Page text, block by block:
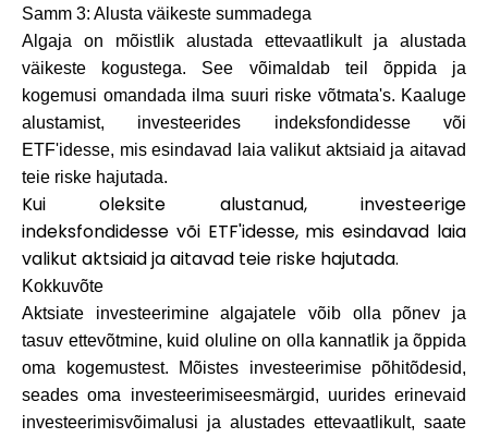
Samm 3: Alusta väikeste summadega
Algaja on mõistlik alustada ettevaatlikult ja alustada
väikeste kogustega. See võimaldab teil õppida ja
kogemusi omandada ilma suuri riske võtmata's. Kaaluge
alustamist, investeerides indeksfondidesse või
ETF'idesse, mis esindavad laia valikut aktsiaid ja aitavad
teie riske hajutada.
Kui oleksite alustanud, investeerige
indeksfondidesse või ETF'idesse, mis esindavad laia
valikut aktsiaid ja aitavad teie riske hajutada.
Kokkuvõte
Aktsiate investeerimine algajatele võib olla põnev ja
tasuv ettevõtmine, kuid oluline on olla kannatlik ja õppida
oma kogemustest. Mõistes investeerimise põhitõdesid,
seades oma investeerimiseesmärgid, uurides erinevaid
investeerimisvõimalusi ja alustades ettevaatlikult, saate